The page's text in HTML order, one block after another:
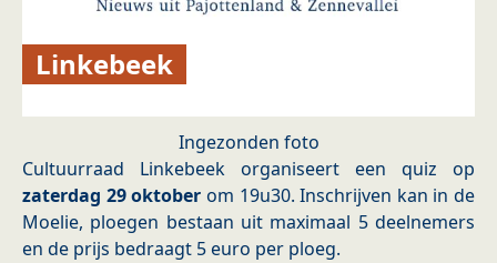
Linkebeek
Ingezonden foto
Cultuurraad Linkebeek organiseert een quiz op
zaterdag 29 oktober om 19u30. Inschrijven kan in de
Moelie, ploegen bestaan uit maximaal 5 deelnemers
en de prijs bedraagt 5 euro per ploeg.